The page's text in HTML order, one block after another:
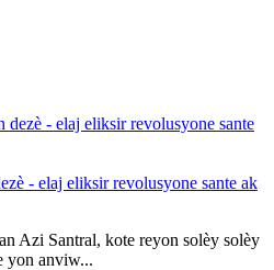
- elaj eliksir revolusyone sante ak
Azi Santral, kote reyon solèy solèy
yon anviw...